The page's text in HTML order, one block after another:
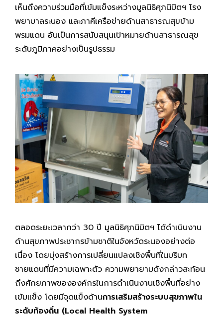
เห็นถึงความร่วมมือที่เข้มแข็งระหว่างมูลนิธิศุภนิมิตฯ โรง
พยาบาลระนอง และภาคีเครือข่ายด้านสาธารณสุขข้าม
พรมแดน อันเป็นการสนับสนุนเป้าหมายด้านสาธารณสุข
ระดับภูมิภาคอย่างเป็นรูปธรรม
ตลอดระยะเวลากว่า 30 ปี มูลนิธิศุภนิมิตฯ ได้ดำเนินงาน
ด้านสุขภาพประชากรข้ามชาติในจังหวัดระนองอย่างต่อ
เนื่อง โดยมุ่งสร้างการเปลี่ยนแปลงเชิงพื้นที่ในบริบท
ชายแดนที่มีความเฉพาะตัว ความพยายามดังกล่าวสะท้อน
ถึงศักยภาพขององค์กรในการดำเนินงานเชิงพื้นที่อย่าง
เข้มแข็ง โดยมีจุดแข็งด้านการเสริมสร้างระบบสุขภาพใน
ระดับท้องถิ่น (Local Health System